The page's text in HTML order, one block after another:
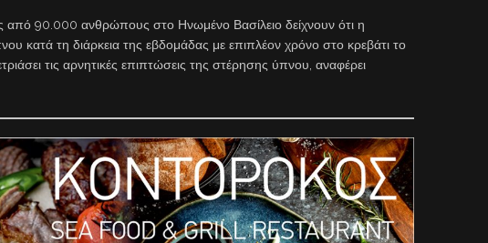
από 90.000 ανθρώπους στο Ηνωμένο Βασίλειο δείχνουν ότι η
κατά τη διάρκεια της εβδομάδας με επιπλέον χρόνο στο κρεβάτι το
τις αρνητικές επιπτώσεις της στέρησης ύπνου, αναφέρει